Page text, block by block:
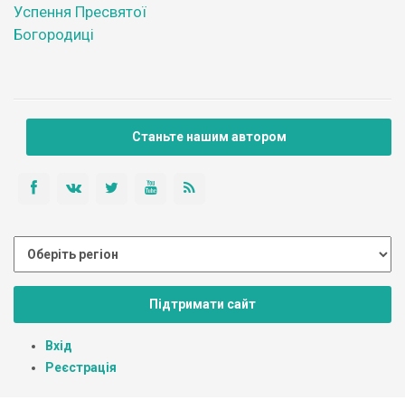
Успення Пресвятої
Богородиці
Станьте нашим автором
Підтримати сайт
Вхід
Реєстрація